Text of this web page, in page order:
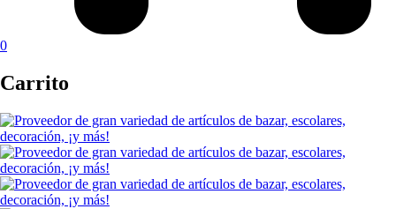
0
Carrito